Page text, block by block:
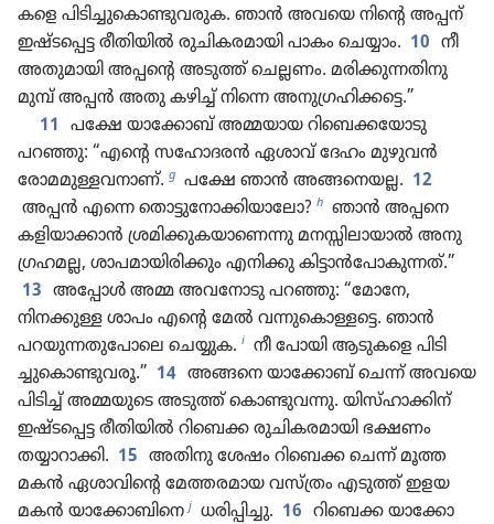
കളെ പിടി​ച്ചുകൊ​ണ്ടു​വ​രുക. ഞാൻ അവയെ നിന്റെ അപ്പന്‌
ഇഷ്ടപ്പെട്ട രീതി​യിൽ രുചി​ക​ര​മാ​യി പാകം ചെയ്യാം. 10 നീ
അതുമാ​യി അപ്പന്റെ അടുത്ത്‌ ചെല്ലണം. മരിക്കു​ന്ന​തി​നു
മുമ്പ്‌ അപ്പൻ അതു കഴിച്ച്‌ നിന്നെ അനു​ഗ്ര​ഹി​ക്കട്ടെ.”
11 പക്ഷേ യാക്കോ​ബ്‌ അമ്മയായ റിബെ​ക്കയോ​ടു
പറഞ്ഞു: “എന്റെ സഹോ​ദരൻ ഏശാവ്‌ ദേഹം മുഴുവൻ
രോമ​മു​ള്ള​വ​നാണ്‌. g പക്ഷേ ഞാൻ അങ്ങനെയല്ല. 12
അപ്പൻ എന്നെ തൊട്ടുനോ​ക്കി​യാ​ലോ? h ഞാൻ അപ്പനെ
കളിയാ​ക്കാൻ ശ്രമി​ക്കു​ക​യാണെന്നു മനസ്സി​ലാ​യാൽ അനു​
ഗ്ര​ഹമല്ല, ശാപമാ​യി​രി​ക്കും എനിക്കു കിട്ടാൻപോ​കു​ന്നത്‌.”
13 അപ്പോൾ അമ്മ അവനോ​ടു പറഞ്ഞു: “മോനേ,
നിനക്കുള്ള ശാപം എന്റെ മേൽ വന്നു​കൊ​ള്ളട്ടെ. ഞാൻ
പറയു​ന്ന​തുപോ​ലെ ചെയ്യുക. i നീ പോയി ആടുകളെ പിടി​
ച്ചുകൊ​ണ്ടു​വരൂ.” 14 അങ്ങനെ യാക്കോ​ബ്‌ ചെന്ന്‌ അവയെ
പിടിച്ച്‌ അമ്മയുടെ അടുത്ത്‌ കൊണ്ടു​വന്നു. യിസ്‌ഹാ​ക്കിന്‌
ഇഷ്ടപ്പെട്ട രീതി​യിൽ റിബെക്ക രുചി​ക​ര​മാ​യി ഭക്ഷണം
തയ്യാറാ​ക്കി. 15 അതിനു ശേഷം റിബെക്ക ചെന്ന്‌ മൂത്ത
മകൻ ഏശാവി​ന്റെ മേത്തര​മായ വസ്‌ത്രം എടുത്ത്‌ ഇളയ
മകൻ യാക്കോബിനെ j ധരിപ്പി​ച്ചു. 16 റിബെക്ക യാക്കോ​